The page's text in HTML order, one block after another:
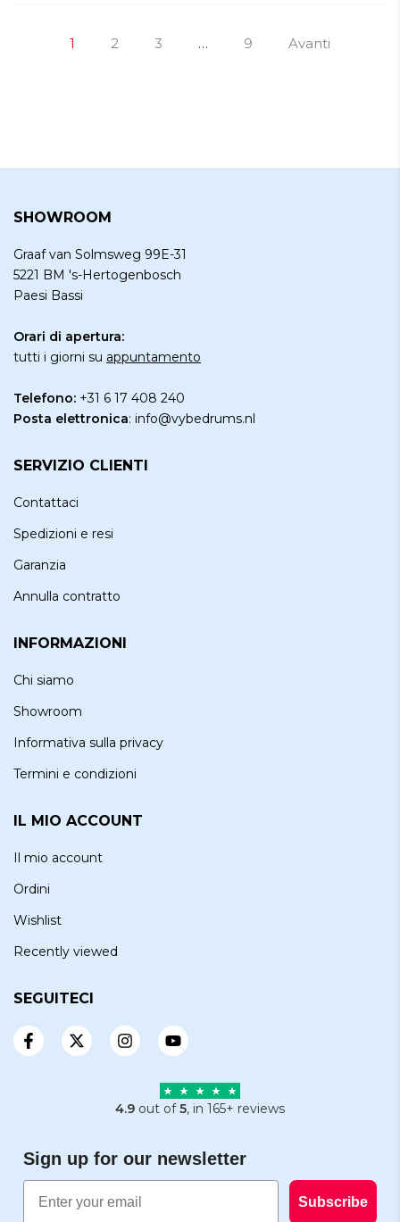
1 2 3 … 9 Avanti
SHOWROOM
Graaf van Solmsweg 99E-31
5221 BM 's-Hertogenbosch
Paesi Bassi
Orari di apertura:
tutti i giorni su appuntamento
Telefono: +31 6 17 408 240
Posta elettronica: info@vybedrums.nl
SERVIZIO CLIENTI
Contattaci
Spedizioni e resi
Garanzia
Annulla contratto
INFORMAZIONI
Chi siamo
Showroom
Informativa sulla privacy
Termini e condizioni
IL MIO ACCOUNT
Il mio account
Ordini
Wishlist
Recently viewed
SEGUITECI
4.9 out of5, in 165+ reviews
Sign up for our newsletter
Email
Subscribe